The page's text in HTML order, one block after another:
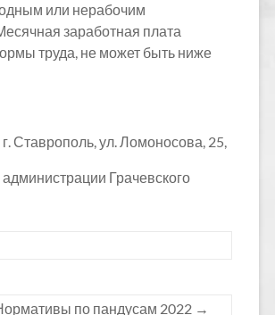
или нерабочим
заработная плата
труда, не может быть ниже
Ставрополь, ул. Ломоносова, 25,
Грачевского
по пандусам 2022 →